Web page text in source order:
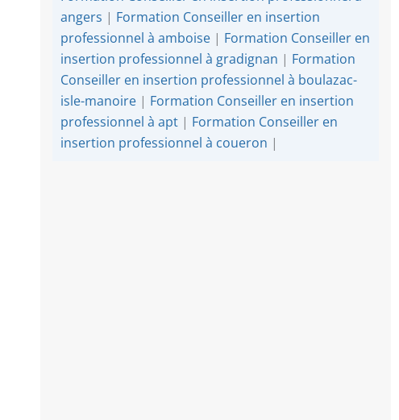
angers | Formation Conseiller en insertion
professionnel à amboise | Formation Conseiller en
insertion professionnel à gradignan | Formation
Conseiller en insertion professionnel à boulazac-
isle-manoire | Formation Conseiller en insertion
professionnel à apt | Formation Conseiller en
insertion professionnel à coueron |